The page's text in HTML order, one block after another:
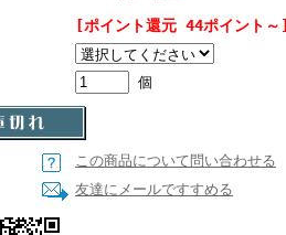
[ポイント還元 44ポイント～]
個
この商品について問い合わせる
友達にメールですすめる